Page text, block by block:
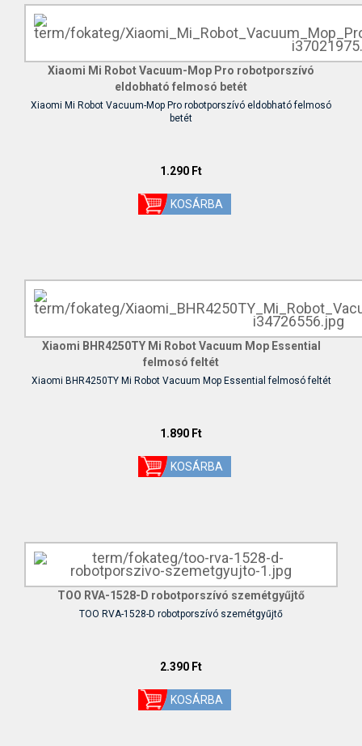
Xiaomi Mi Robot Vacuum-Mop Pro robotporszívó
eldobható felmosó betét
Xiaomi Mi Robot Vacuum-Mop Pro robotporszívó eldobható felmosó
betét
1.290 Ft
Xiaomi BHR4250TY Mi Robot Vacuum Mop Essential
felmosó feltét
Xiaomi BHR4250TY Mi Robot Vacuum Mop Essential felmosó feltét
1.890 Ft
TOO RVA-1528-D robotporszívó szemétgyűjtő
TOO RVA-1528-D robotporszívó szemétgyűjtő
2.390 Ft